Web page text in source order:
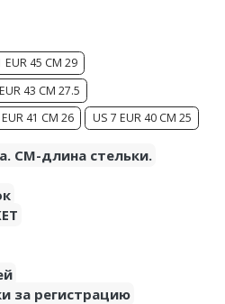
EUR 45 CM 29
43 CM 27.5
41 CM 26 US 7 EUR 40 CM 25
CM-длина стельки.
за регистрацию